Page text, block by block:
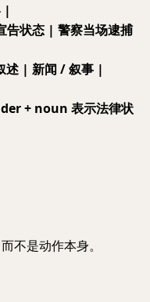
|
状态 | 警察当场逮捕
| 新闻 / 叙事 |
+ noun 表示法律状
不是动作本身。